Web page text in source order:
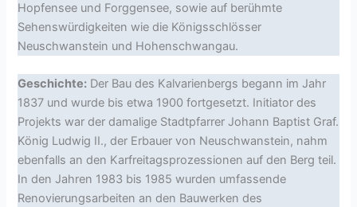
Hopfensee und Forggensee, sowie auf berühmte
Sehenswürdigkeiten wie die Königsschlösser
Neuschwanstein und Hohenschwangau.
Geschichte: Der Bau des Kalvarienbergs begann im Jahr
1837 und wurde bis etwa 1900 fortgesetzt. Initiator des
Projekts war der damalige Stadtpfarrer Johann Baptist Graf.
König Ludwig II., der Erbauer von Neuschwanstein, nahm
ebenfalls an den Karfreitagsprozessionen auf den Berg teil.
In den Jahren 1983 bis 1985 wurden umfassende
Renovierungsarbeiten an den Bauwerken des